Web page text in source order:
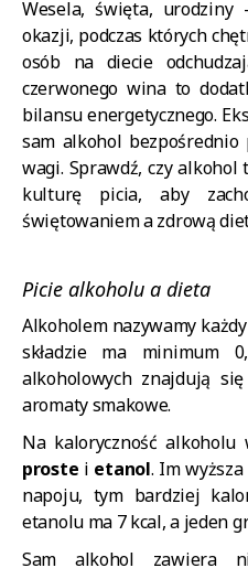
Wesela, święta,
okazji, podczas których
osób na diecie
czerwonego wina to
bilansu energetycznego.
sam alkohol
wagi. Sprawdź, czy
kulturę picia, aby
świętowaniem a zdrową
Picie alkoholu a dieta
Alkoholem nazywamy
składzie ma minimum
alkoholowych znajdują
aromaty smakowe.
Na kaloryczność alkoholu
proste i etanol. Im
napoju, tym bardziej
etanolu ma 7 kcal, a jeden
Sam alkohol zawiera